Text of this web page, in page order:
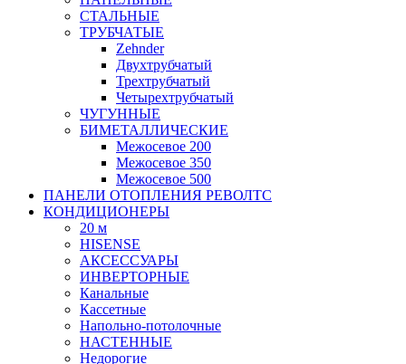
СТАЛЬНЫЕ
ТРУБЧАТЫЕ
Zehnder
Двухтрубчатый
Трехтрубчатый
Четырехтрубчатый
ЧУГУННЫЕ
БИМЕТАЛЛИЧЕСКИЕ
Межосевое 200
Межосевое 350
Межосевое 500
ПАНЕЛИ ОТОПЛЕНИЯ РЕВОЛТС
КОНДИЦИОНЕРЫ
20 м
HISENSE
АКСЕССУАРЫ
ИНВЕРТОРНЫЕ
Канальные
Кассетные
Напольно-потолочные
НАСТЕННЫЕ
Недорогие